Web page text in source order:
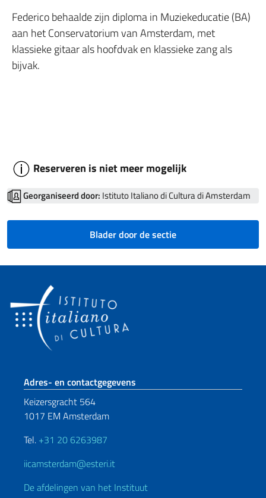
Federico behaalde zijn diploma in Muziekeducatie (BA)
aan het Conservatorium van Amsterdam, met
klassieke gitaar als hoofdvak en klassieke zang als
bijvak.
Reserveren is niet meer mogelijk
Georganiseerd door: Istituto Italiano di Cultura di Amsterdam
Blader door de sectie
Voetregel sectie
Adres- en contactgegevens
Keizersgracht 564
1017 EM Amsterdam
Tel. +31 20 6263987
iicamsterdam@esteri.it
De afdelingen van het Instituut